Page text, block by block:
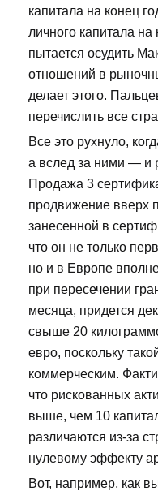
капитала на конец
личного капитала на
пытается осудить
отношений в
делает этого.
перечислить все
Все это рухнуло,
а вслед за ними — и
Продажа 3
продвижение вверх
занесенной в
что он не только
но и в Европе
при пересечении
месяца, придется
свыше 20
евро, поскольку
коммерческим.
что рискованных
выше, чем 10
различаются из-за
нулевому эффекту
Вот, например, как